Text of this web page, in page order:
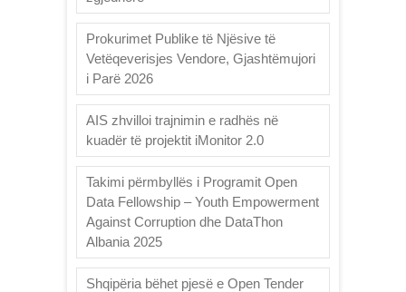
Prokurimet Publike të Njësive të
Vetëqeverisjes Vendore, Gjashtëmujori
i Parë 2026
AIS zhvilloi trajnimin e radhës në
kuadër të projektit iMonitor 2.0
Takimi përmbyllës i Programit Open
Data Fellowship – Youth Empowerment
Against Corruption dhe DataThon
Albania 2025
Shqipëria bëhet pjesë e Open Tender